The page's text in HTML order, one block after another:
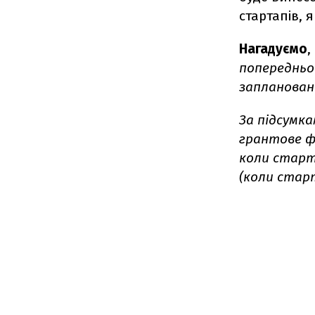
стартапів,
Нагадуємо,
За
грантове
коли
(коли